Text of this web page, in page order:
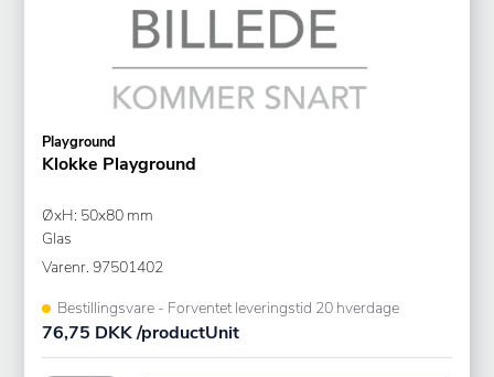
Playground
Klokke Playground
ØxH: 50x80 mm
Glas
Varenr. 97501402
Bestillingsvare - Forventet leveringstid 20 hverdage
76,75 DKK /productUnit